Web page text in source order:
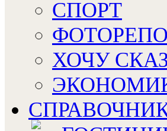
СПОРТ
ХОЧУ